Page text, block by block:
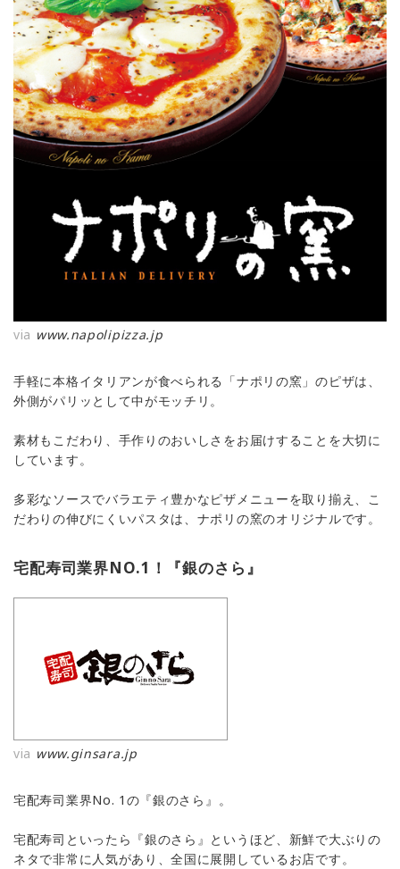
via www.napolipizza.jp
手軽に本格イタリアンが食べられる「ナポリの窯」のピザは、
外側がパリッとして中がモッチリ。
素材もこだわり、手作りのおいしさをお届けすることを大切に
しています。
多彩なソースでバラエティ豊かなピザメニューを取り揃え、こ
だわりの伸びにくいパスタは、ナポリの窯のオリジナルです。
宅配寿司業界NO.1！『銀のさら』
via www.ginsara.jp
宅配寿司業界No. 1の『銀のさら』。
宅配寿司といったら『銀のさら』というほど、新鮮で大ぶりの
ネタで非常に人気があり、全国に展開しているお店です。